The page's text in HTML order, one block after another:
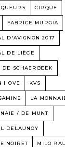
CIRQUE
FABRICE MURGIA
D'AVIGNON 2017
DE LIÈGE
DE SCHAERBEEK
HOVE KVS
LA
/ DE MUNT
DELAUNOY
NOIRET MILO RAU